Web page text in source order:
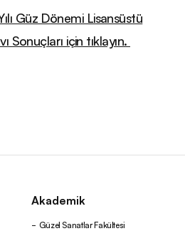
Güz Dönemi Lisansüstü
Sonuçları için tıklayın.
Akademik
Güzel Sanatlar Fakültesi